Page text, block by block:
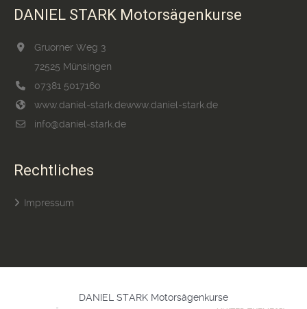
DANIEL STARK Motorsägenkurse
Gruorner Weg 3
72525 Münsingen
07381 5017160
www.daniel-stark.dewww.daniel-stark.de
info@daniel-stark.de
Rechtliches
Impressum
DANIEL STARK Motorsägenkurse